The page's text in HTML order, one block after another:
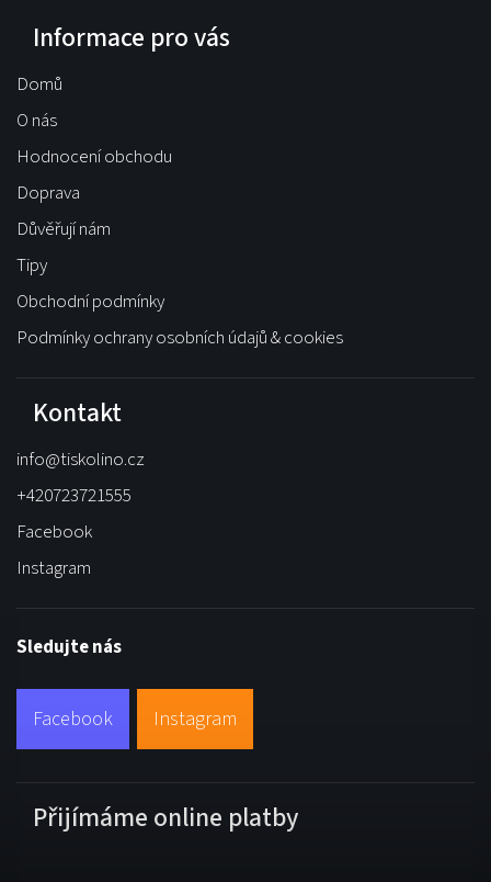
Informace pro vás
Domů
O nás
Hodnocení obchodu
Doprava
Důvěřují nám
Tipy
Obchodní podmínky
Podmínky ochrany osobních údajů & cookies
Kontakt
info@tiskolino.cz
+420723721555
Facebook
Instagram
Sledujte nás
Facebook Instagram
Přijímáme online platby